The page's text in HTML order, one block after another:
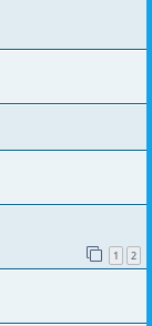
1 2